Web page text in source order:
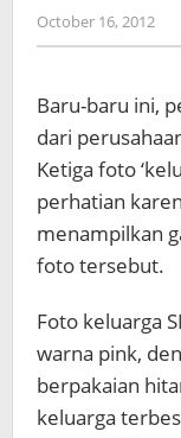
October 16, 2012by
Baru-baru ini,
dari
Ketiga foto
perhatian
menampilkan
foto tersebut.
Foto keluarga
warna pink,
berpakaian
keluarga